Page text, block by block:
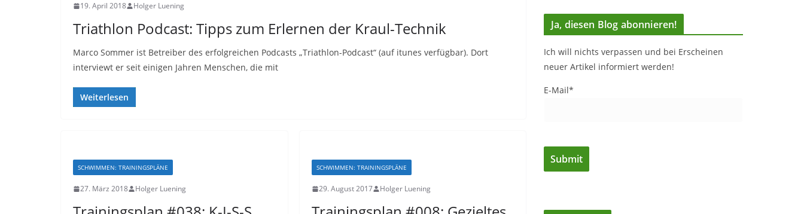
19. April 2018 Holger Luening
Triathlon Podcast: Tipps zum Erlernen der Kraul-Technik
Marco Sommer ist Betreiber des erfolgreichen Podcasts „Triathlon-Podcast“ (auf itunes verfügbar). Dort
interviewt er seit einigen Jahren Menschen, die mit
Weiterlesen
SCHWIMMEN: TRAININGSPLÄNE
27. März 2018 Holger Luening
SCHWIMMEN: TRAININGSPLÄNE
29. August 2017 Holger Luening
Ja, diesen Blog abonnieren!
Ich will nichts verpassen und bei Erscheinen
neuer Artikel informiert werden!
E-Mail*